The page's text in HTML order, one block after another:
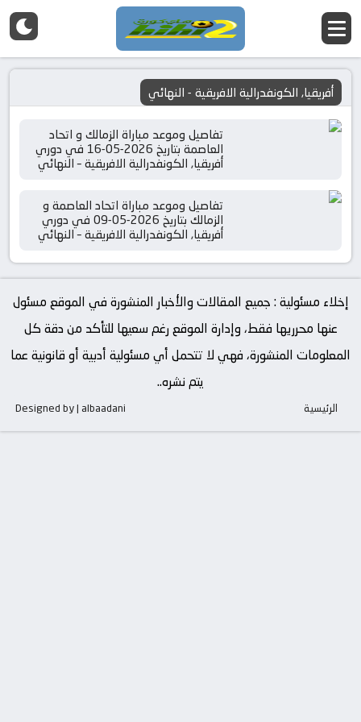
أفريقيا, الكونفدرالية الافريقية - النهائي
تفاصيل وموعد مباراة الزمالك و اتحاد
العاصمة بتاريخ 2026-05-16 في دوري
أفريقيا, الكونفدرالية الافريقية – النهائي
تفاصيل وموعد مباراة اتحاد العاصمة و
الزمالك بتاريخ 2026-05-09 في دوري
أفريقيا, الكونفدرالية الافريقية – النهائي
إخلاء مسئولية : جميع المقالات والأخبار المنشورة في الموقع مسئول
عنها محرريها فقط، وإدارة الموقع رغم سعيها للتأكد من دقة كل
المعلومات المنشورة، فهي لا تتحمل أي مسئولية أدبية أو قانونية عما
يتم نشره..
Designed by | albaadani الرئيسية